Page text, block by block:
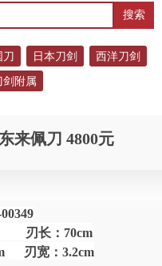
搜索
刀 日本刀剑
西洋刀剑
剑附属
来佩刀 4800元
长： 70cm
刃宽： 3.2cm